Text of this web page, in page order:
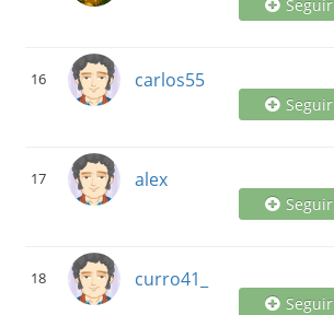
Seguir
16 carlos55
Seguir
17 alex
Seguir
18 curro41_
Seguir